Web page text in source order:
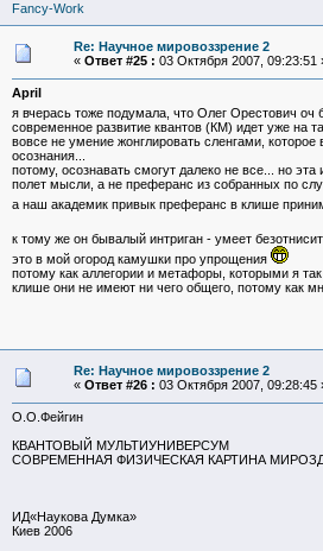
Fancy-Work
Re: Научное мировоззрение 2
« Ответ #25 : 03 Октября 2007, 09:23:51
April
я вчерась тоже подумала, что Олег Орестович оч
современное развитие квантов (КМ) идет уже на
вовсе не умение жонглировать сленгами,
осознания...
потому, осознавать смогут далеко не все... но
полет мысли, а не преферанс из собранных по
а наш академик привык преферанс в клише
к тому же он бывалый интриган - умеет
это в мой огород камушки про упрощения
потому как аллегории и метафоры, которыми я
клише они не имеют ни чего общего, потому как
Re: Научное мировоззрение 2
« Ответ #26 : 03 Октября 2007, 09:28:45
О.О.Фейгин
КВАНТОВЫЙ МУЛЬТИУНИВЕРСУМ
СОВРЕМЕННАЯ ФИЗИЧЕСКАЯ КАРТИНА
ИД«Наукова Думка»
Киев 2006